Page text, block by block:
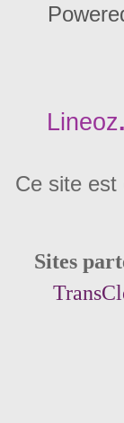
Lineoz
Ce site est
Sites